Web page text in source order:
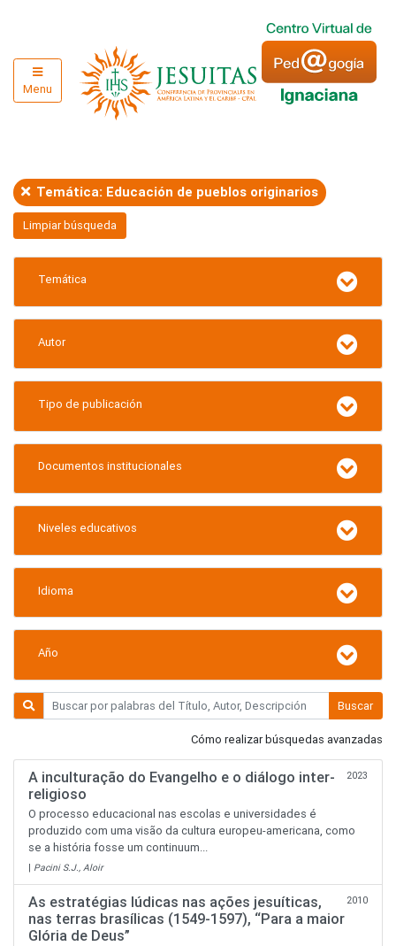
Menu
Temática: Educación de pueblos originarios
Limpiar búsqueda
Buscar
Cómo realizar búsquedas avanzadas
A inculturação do Evangelho e o diálogo inter-
religioso
2023
O processo educacional nas escolas e universidades é
produzido com uma visão da cultura europeu-americana, como
se a história fosse um continuum...
| Pacini S.J., Aloir
As estratégias lúdicas nas ações jesuíticas,
nas terras brasílicas (1549-1597), “Para a maior
Glória de Deus”
2010
Temática
Autor
Tipo de publicación
Documentos institucionales
Niveles educativos
Idioma
Año